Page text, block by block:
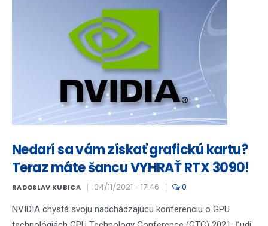
Nedarí sa vám získať grafickú kartu?
Teraz máte šancu VYHRAŤ RTX 3090!
RADOSLAV KUBICA 04/11/2021 - 17:46 0
NVIDIA chystá svoju nadchádzajúcu konferenciu o GPU